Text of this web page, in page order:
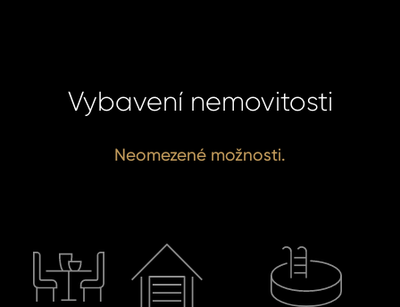
Vybavení nemovitosti
Neomezené možnosti.